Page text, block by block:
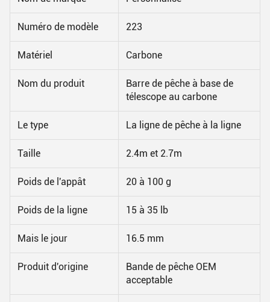
Numéro de modèle 223
Matériel Carbone
Nom du produit
Barre de pêche à base de
télescope au carbone
Le type La ligne de pêche à la ligne
Taille 2.4m et 2.7m
Poids de l'appât 20 à 100 g
Poids de la ligne 15 à 35 lb
Mais le jour 16.5 mm
Produit d'origine
Bande de pêche OEM
acceptable